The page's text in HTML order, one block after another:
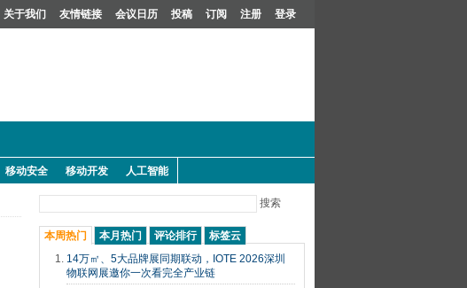
关于我们 友情链接 会议日历 投稿 订阅 注册 登录
移动安全 移动开发 人工智能
搜索
本周热门 本月热门 评论排行
标签云
14万㎡、5大品牌展同期联动，IOTE 2026深圳
物联网展邀你一次看完全产业链